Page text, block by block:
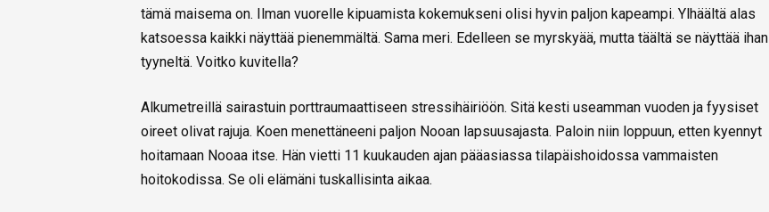
tämä maisema on. Ilman vuorelle kipuamista kokemukseni olisi hyvin paljon kapeampi. Ylhäältä alas
katsoessa kaikki näyttää pienemmältä. Sama meri. Edelleen se myrskyää, mutta täältä se näyttää ihan
tyyneltä. Voitko kuvitella?
Alkumetreillä sairastuin porttraumaattiseen stressihäiriöön. Sitä kesti useamman vuoden ja fyysiset
oireet olivat rajuja. Koen menettäneeni paljon Nooan lapsuusajasta. Paloin niin loppuun, etten kyennyt
hoitamaan Nooaa itse. Hän vietti 11 kuukauden ajan pääasiassa tilapäishoidossa vammaisten
hoitokodissa. Se oli elämäni tuskallisinta aikaa.